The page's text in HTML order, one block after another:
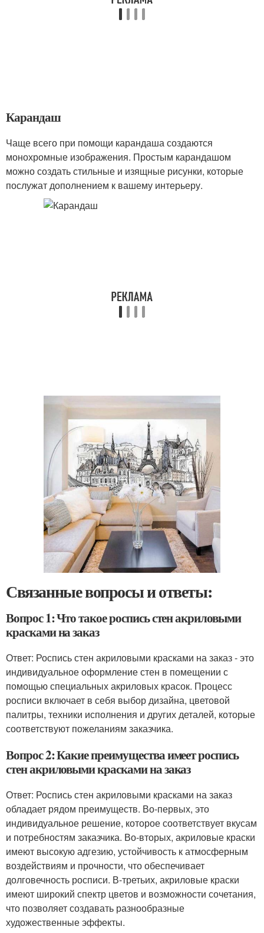
Карандаш
Чаще всего при помощи карандаша создаются
монохромные изображения. Простым карандашом
можно создать стильные и изящные рисунки, которые
послужат дополнением к вашему интерьеру.
Связанные вопросы и ответы:
Вопрос 1: Что такое роспись стен акриловыми
красками на заказ
Ответ: Роспись стен акриловыми красками на заказ - это
индивидуальное оформление стен в помещении с
помощью специальных акриловых красок. Процесс
росписи включает в себя выбор дизайна, цветовой
палитры, техники исполнения и других деталей, которые
соответствуют пожеланиям заказчика.
Вопрос 2: Какие преимущества имеет роспись
стен акриловыми красками на заказ
Ответ: Роспись стен акриловыми красками на заказ
обладает рядом преимуществ. Во-первых, это
индивидуальное решение, которое соответствует вкусам
и потребностям заказчика. Во-вторых, акриловые краски
имеют высокую адгезию, устойчивость к атмосферным
воздействиям и прочности, что обеспечивает
долговечность росписи. В-третьих, акриловые краски
имеют широкий спектр цветов и возможности сочетания,
что позволяет создавать разнообразные
художественные эффекты.